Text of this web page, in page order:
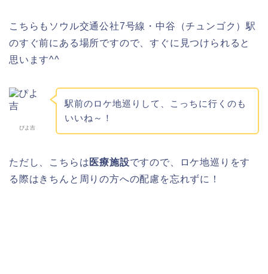
こちらもソウル交通公社7号線・中谷（チュンゴク）駅
のすぐ前にある場所ですので、すぐに見つけられると
思います^^
ぴよ吉
駅前のロケ地巡りして、こっちに行くのも
いいね～！
ただし、こちらは 医療施設ですので、ロケ地巡りをす
る際はきちんと周りの方への配慮を忘れずに！